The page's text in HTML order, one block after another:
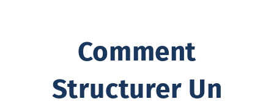
Comment
Structurer Un